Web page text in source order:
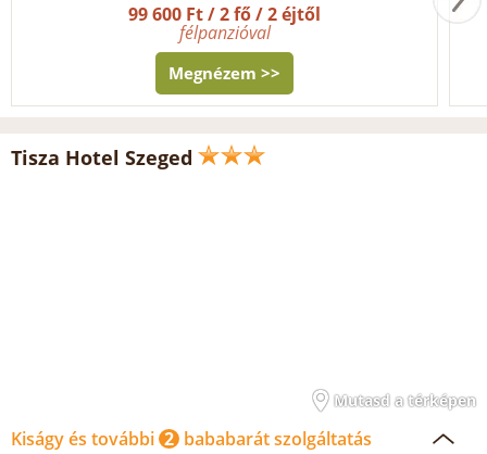
99 600 Ft / 2 fő / 2 éjtől
félpanzióval
Megnézem >>
Tisza Hotel Szeged
Mutasd a térképen
Kiságy és további 2 bababarát szolgáltatás